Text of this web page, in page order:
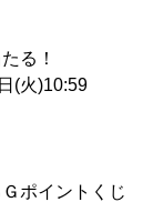
る！
(火)10:59
ポイントくじ